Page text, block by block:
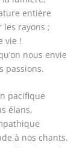
entière
les rayons ;
vie !
nous envie
passions.
pacifique
élans,
à nos chants.